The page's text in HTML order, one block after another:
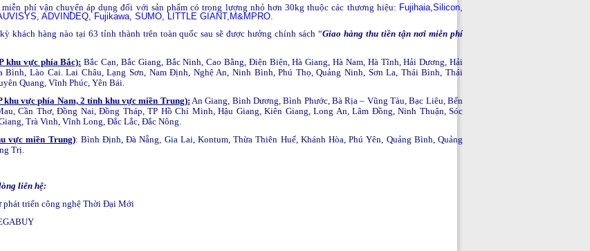
phí vận chuyển áp dụng đối với sản phẩm có trọng lượng nhỏ hơn 30kg thuộc các thương hiệu: Fujihaia,Silicon,
ADVINDEQ, Fujikawa, SUMO, LITTLE GIANT,M&MPRO.
khách hàng nào tại 63 tỉnh thành trên toàn quốc sau sẽ được hưởng chính sách “Giao hàng thu tiền tận nơi miễn phí
khu vực phía Bắc): Bắc Cạn, Bắc Giang, Bắc Ninh, Cao Bằng, Điện Biện, Hà Giang, Hà Nam, Hà Tĩnh, Hải Dương, Hải
Bình, Lào Cai. Lai Châu, Lạng Sơn, Nam Định, Nghệ An, Ninh Bình, Phú Thọ, Quảng Ninh, Sơn La, Thái Bình, Thái
Quang, Vĩnh Phúc, Yên Bái.
khu vực phía Nam, 2 tỉnh khu vực miền Trung): An Giang, Bình Dương, Bình Phước, Bà Rịa – Vũng Tàu, Bạc Liêu, Bến
Cần Thơ, Đồng Nai, Đồng Tháp, TP Hồ Chí Minh, Hậu Giang, Kiên Giang, Long An, Lâm Đồng, Ninh Thuận, Sóc
Trà Vinh, Vĩnh Long, Đắc Lắc, Đắc Nông.
vực miền Trung): Bình Định, Đà Nẵng, Gia Lai, Kontum, Thừa Thiên Huế, Khánh Hòa, Phú Yên, Quảng Bình, Quảng
Trị.
liên hệ:
phát triển công nghệ Thời Đại Mới